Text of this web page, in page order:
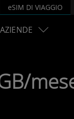
eSIM DI VIAGGIO